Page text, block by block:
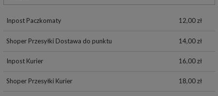
Inpost Paczkomaty 12,00 zł
Shoper Przesyłki Dostawa do punktu 14,00 zł
Inpost Kurier 16,00 zł
Shoper Przesyłki Kurier 18,00 zł